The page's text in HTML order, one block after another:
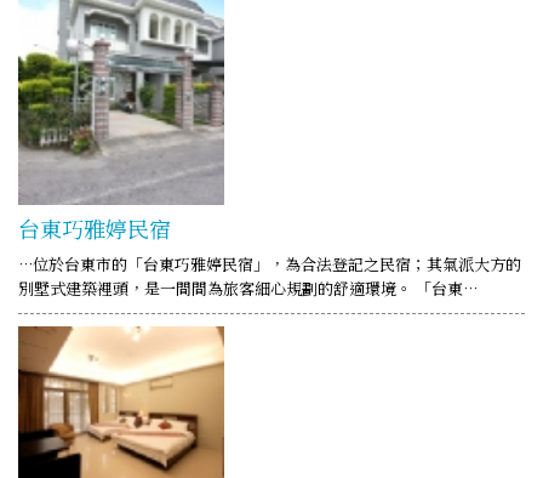
台東巧雅婷民宿
…位於台東市的「台東巧雅婷民宿」，為合法登記之民宿；其氣派大方的
別墅式建築裡頭，是一間間為旅客細心規劃的舒適環境。 「台東…